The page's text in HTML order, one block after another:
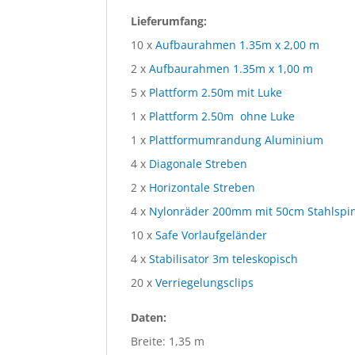
Lieferumfang:
10 xAufbaurahmen 1.35m x 2,00 m
2 xAufbaurahmen 1.35m x 1,00 m
5 x Plattform 2.50m mit Luke
1 x Plattform 2.50m ohne Luke
1 x Plattformumrandung Aluminium
4 x Diagonale Streben
2 x Horizontale Streben
4 x Nylonräder 200mm mit 50cm
10 x Safe Vorlaufgeländer
4 xStabilisator 3m teleskopisch
20 xVerriegelungsclips
Daten:
Breite: 1,35 m